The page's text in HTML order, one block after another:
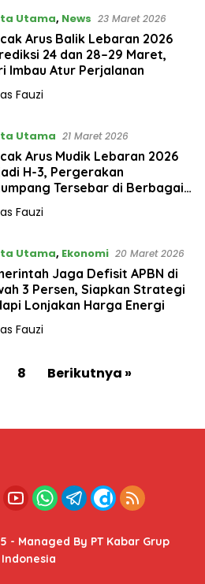
Utama, News 23 Maret 2026
Arus Balik Lebaran 2026
24 dan 28–29 Maret,
Imbau Atur Perjalanan
Fauzi
Utama 21 Maret 2026
Arus Mudik Lebaran 2026
H-3, Pergerakan
Tersebar di Berbagai
Fauzi
Utama, Ekonomi 20 Maret 2026
Jaga Defisit APBN di
3 Persen, Siapkan Strategi
Lonjakan Harga Energi
Fauzi
8 Berikutnya »
- Managed By PT Kabar Grup
Indonesia